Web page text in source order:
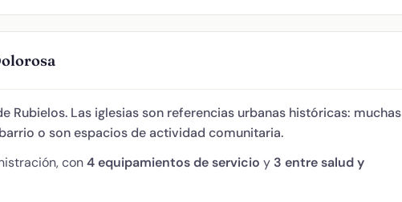
Rubielos. Las iglesias son referencias urbanas históricas: muchas
o son espacios de actividad comunitaria.
con4 equipamientos de servicio y 3 entre salud y